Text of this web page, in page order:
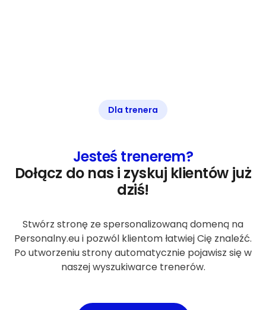
Dla trenera
Jesteś trenerem?
Dołącz do nas i zyskuj klientów już
dziś!
Stwórz stronę ze spersonalizowaną domeną na
Personalny.eu i pozwól klientom łatwiej Cię znaleźć.
Po utworzeniu strony automatycznie pojawisz się w
naszej wyszukiwarce trenerów.